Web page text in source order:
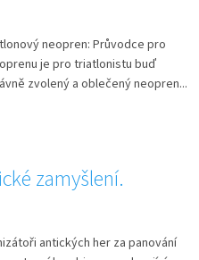
neopren: Průvodce pro
je pro triatlonistu buď
zvolený a oblečený neopren...
zamyšlení.
antických her za panování